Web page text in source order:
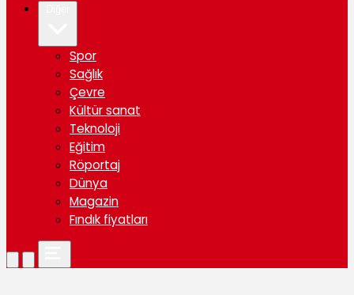
Spor
Sağlık
Çevre
Kültür sanat
Teknoloji
Eğitim
Röportaj
Dünya
Magazin
Fındık fiyatları